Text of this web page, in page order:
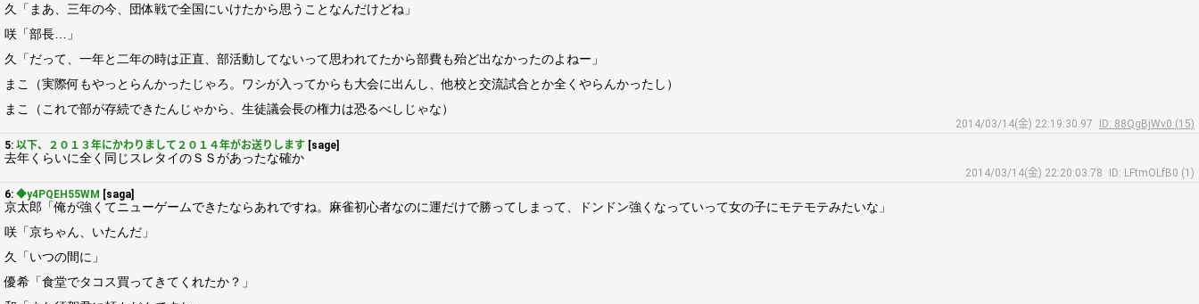
久「まあ、三年の今、団体戦で全国にいけたから思うことなんだけどね」
咲「部長…」
久「だって、一年と二年の時は正直、部活動してないって思われてたから部費も殆ど出なかったのよねー」
まこ（実際何もやっとらんかったじゃろ。ワシが入ってからも大会に出んし、他校と交流試合とか全くやらんかったし）
まこ（これで部が存続できたんじゃから、生徒議会長の権力は恐るべしじゃな）
2014/03/14(金) 22:19:30.97
ID: 88QgBjWv0 (15)
5: 以下、２０１３年にかわりまして２０１４年がお送りします [sage]
去年くらいに全く同じスレタイのＳＳがあったな確か
2014/03/14(金) 22:20:03.78
ID: LFtmOLfB0 (1)
6: ◆y4PQEH55WM [saga]
京太郎「俺が強くてニューゲームできたならあれですね。麻雀初心者なのに運だけで勝ってしまって、ドンドン強くなっていって女の子にモテモテみたいな」
咲「京ちゃん、いたんだ」
久「いつの間に」
優希「食堂でタコス買ってきてくれたか？」